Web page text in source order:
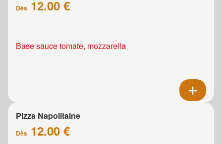
Dès 12.00 €
Base sauce tomate, mozzarella
Pizza Napolitaine
Dès 12.00 €